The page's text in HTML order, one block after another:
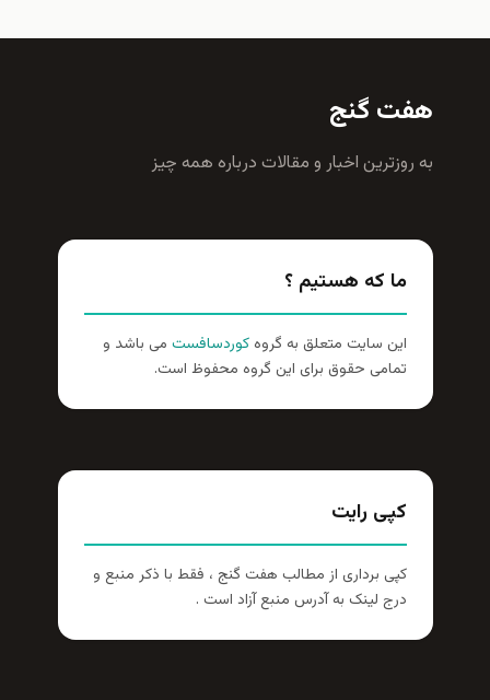
هفت گنج
به روزترين اخبار و مقالات درباره همه چيز
ما که هستیم ؟
این سایت متعلق به گروهکوردسافست می باشد و
تمامی حقوق برای این گروه محفوظ است.
کپی رایت
کپی برداری از مطالب هفت گنج ، فقط با ذکر منبع و
درج لینک به آدرس منبع آزاد است .